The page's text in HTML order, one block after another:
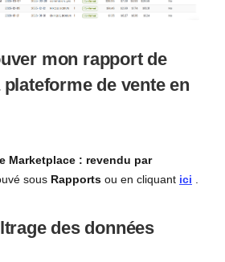
mon rapport de
de vente en
Marketplace : revendu par
sous Rapports ou en cliquant ici .
des données